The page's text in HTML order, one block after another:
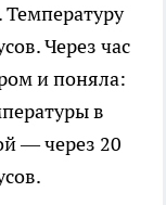
Температуру
Через час
и поняла:
в
— через 20